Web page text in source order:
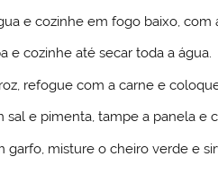
e cozinhe em fogo baixo, com
e cozinhe até secar toda a água.
refogue com a carne e
sal e pimenta, tampe a panela e
garfo, misture o cheiro verde e